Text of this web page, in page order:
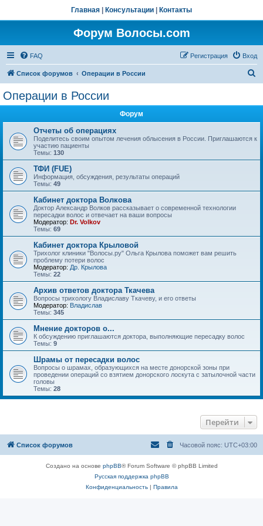
Главная Консультации Контакты
Форум Волосы.com
FAQ Вход
Регистрация
Список форумов Операции в России
Операции в России
Форум
Отчеты об операциях
Поделитесь своим опытом лечения облысения в России. Приглашаются к
участию пациенты
Темы: 130
ТФИ (FUE)
Информация, обсуждения, результаты операций
Темы: 49
Кабинет доктора Волкова
Доктор Александр Волков рассказывает о современной технологии
пересадки волос и отвечает на ваши вопросы
Модератор: Dr. Volkov
Темы: 69
Кабинет доктора Крыловой
Трихолог клиники "Волосы.ру" Ольга Крылова поможет вам решить
проблему потери волос
Модератор: Др. Крылова
Темы: 22
Архив ответов доктора Ткачева
Вопросы трихологу Владиславу Ткачеву, и его ответы
Модератор: Владислав
Темы: 345
Мнение докторов о...
К обсуждению приглашаются доктора, выполняющие пересадку волос
Темы: 9
Шрамы от пересадки волос
Вопросы о шрамах, образующихся на месте донорской зоны при
проведении операций со взятием донорского лоскута с затылочной части
головы
Темы: 28
Перейти
Список форумов Часовой пояс: UTC+03:00
Создано на основе phpBB® Forum Software © phpBB Limited
Русская поддержка phpBB
Конфиденциальность| Правила